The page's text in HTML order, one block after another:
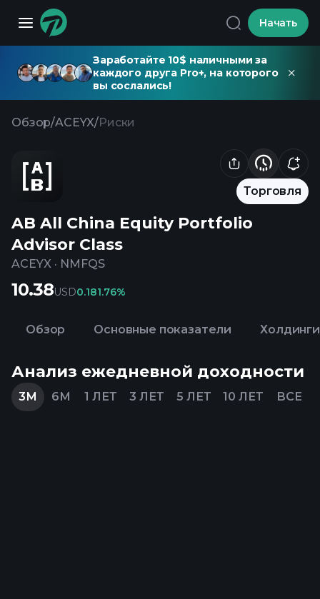
Начать
Заработайте 10$ наличными за
каждого друга Pro+, на которого
вы сослались!
Обзор/ACEYX/Риски
Торговля
AB All China Equity Portfolio
Advisor Class
ACEYX · NMFQS
10.38USD0.181.76%
Обзор Основные показатели Холдинги
Анализ ежедневной доходности
3М 6М 1 ЛЕТ 3 ЛЕТ 5 ЛЕТ 10 ЛЕТ ВСЕ